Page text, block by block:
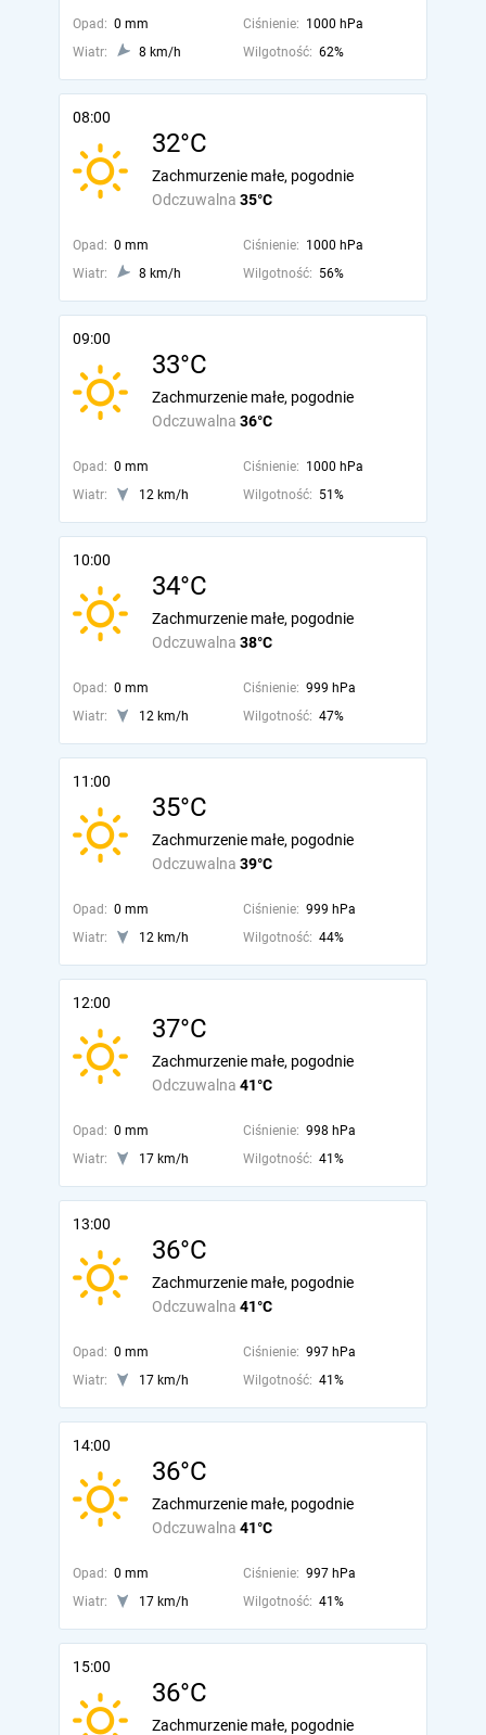
Opad: 0 mm Ciśnienie: 1000 hPa
Wiatr:
8 km/h Wilgotność: 62%
08:00
32°C
Odczuwalna 35°C
Zachmurzenie małe, pogodnie
Opad: 0 mm Ciśnienie: 1000 hPa
Wiatr:
8 km/h Wilgotność: 56%
09:00
33°C
Odczuwalna 36°C
Zachmurzenie małe, pogodnie
Opad: 0 mm Ciśnienie: 1000 hPa
Wiatr:
12 km/h Wilgotność: 51%
10:00
34°C
Odczuwalna 38°C
Zachmurzenie małe, pogodnie
Opad: 0 mm Ciśnienie: 999 hPa
Wiatr:
12 km/h Wilgotność: 47%
11:00
35°C
Odczuwalna 39°C
Zachmurzenie małe, pogodnie
Opad: 0 mm Ciśnienie: 999 hPa
Wiatr:
12 km/h Wilgotność: 44%
12:00
37°C
Odczuwalna 41°C
Zachmurzenie małe, pogodnie
Opad: 0 mm Ciśnienie: 998 hPa
Wiatr:
17 km/h Wilgotność: 41%
13:00
36°C
Odczuwalna 41°C
Zachmurzenie małe, pogodnie
Opad: 0 mm Ciśnienie: 997 hPa
Wiatr:
17 km/h Wilgotność: 41%
14:00
36°C
Odczuwalna 41°C
Zachmurzenie małe, pogodnie
Opad: 0 mm Ciśnienie: 997 hPa
Wiatr:
17 km/h Wilgotność: 41%
15:00
36°C
Zachmurzenie małe, pogodnie